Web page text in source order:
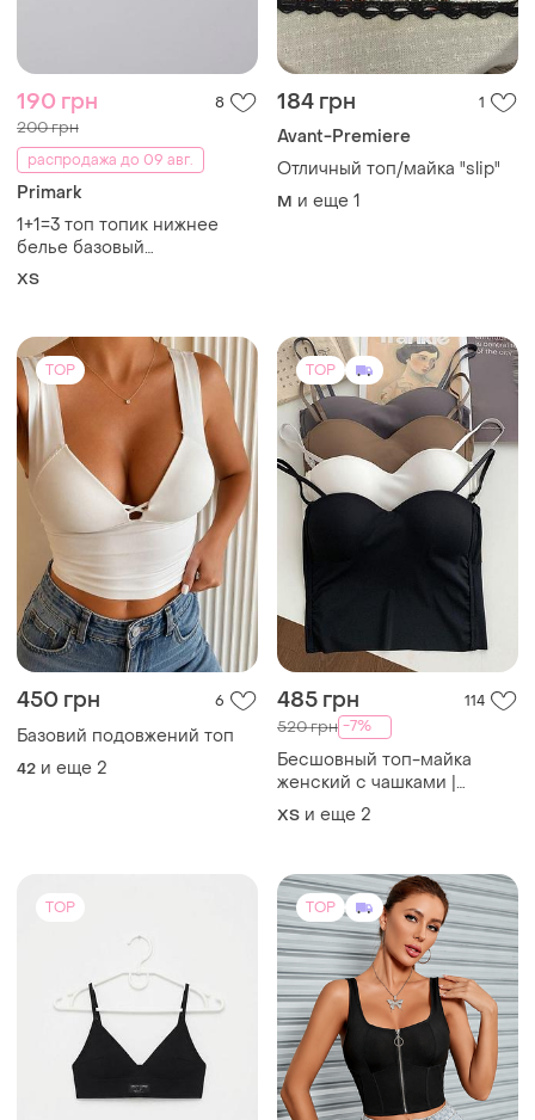
190 грн 8
200 грн
распродажа до 09 авг.
Primark
1+1=3 топ топик нижнее
белье базовый
классический primark сток
ХS
184 грн 1
Avant-Premiere
Отличный топ/майка "slip"
M и еще 1
TOP
450 грн 6
Базовий подовжений топ
42 и еще 2
TOP
485 грн 114
520 грн -7%
Бесшовный топ-майка
женский с чашками |
базовый топ без косточек |
топ бюстье
ХS и еще 2
TOP TOP